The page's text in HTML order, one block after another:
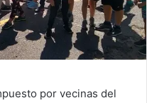
por vecinas del